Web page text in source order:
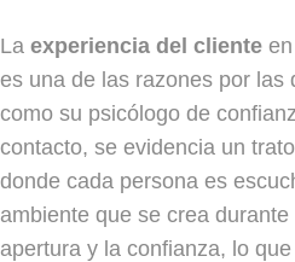
La experiencia del cliente
es una de las razones por las
como su psicólogo de
contacto, se evidencia un
donde cada persona es
ambiente que se crea
apertura y la confianza, lo